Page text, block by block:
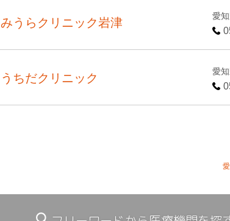
みうらクリニック岩津 愛
うちだクリニック 愛